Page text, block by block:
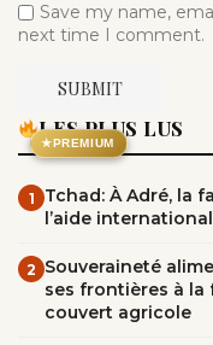
Save my name,
next time I comment.
★PREMIUM
LES PLUS LUS
1
Tchad: À Adré, la
l’aide
2 Souveraineté
ses frontières à
couvert agricole